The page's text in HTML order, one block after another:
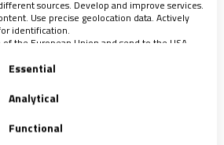
contra la trata salvó a
en Asia en 2021
sources. Develop and improve services.
Use precise geolocation data. Actively
identification.
the European Union and send to the USA.
policy applies solely to this website/app.
purposes:
Essential
Analytical
Functional